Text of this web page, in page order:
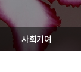
사회기여